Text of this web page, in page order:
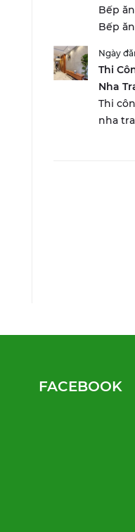
Bếp
Bếp
Ngày
Thi
Nha
Thi
nha
FACEBOOK